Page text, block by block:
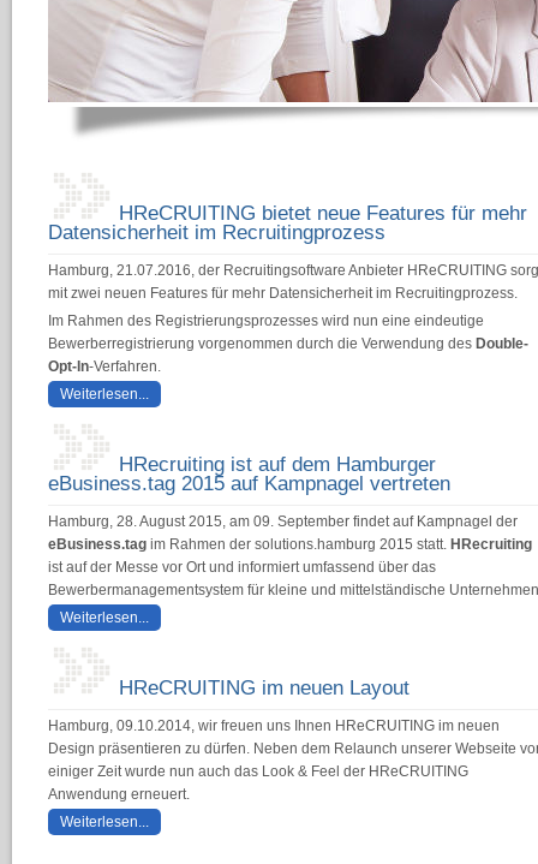
HReCRUITING bietet neue Features für mehr
Datensicherheit im Recruitingprozess
Hamburg, 21.07.2016, der Recruitingsoftware Anbieter HReCRUITING
mit zwei neuen Features für mehr Datensicherheit im Recruitingprozess.
Im Rahmen des Registrierungsprozesses wird nun eine eindeutige
Bewerberregistrierung vorgenommen durch die Verwendung des Double-
Opt-In-Verfahren.
Weiterlesen...
HRecruiting ist auf dem Hamburger
eBusiness.tag 2015 auf Kampnagel vertreten
Hamburg, 28. August 2015, am 09. September findet auf Kampnagel der
eBusiness.tag im Rahmen der solutions.hamburg 2015 statt. HRecruiting
ist auf der Messe vor Ort und informiert umfassend über das
Bewerbermanagementsystem für kleine und mittelständische
Weiterlesen...
HReCRUITING im neuen Layout
Hamburg, 09.10.2014, wir freuen uns Ihnen HReCRUITING im neuen
Design präsentieren zu dürfen. Neben dem Relaunch unserer Webseite
einiger Zeit wurde nun auch das Look & Feel der HReCRUITING
Anwendung erneuert.
Weiterlesen...